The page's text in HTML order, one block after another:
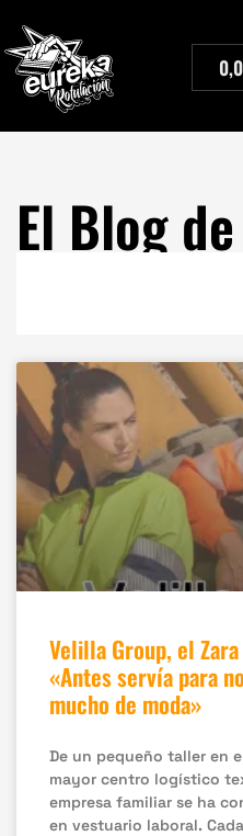
El Blog
Velilla Group, el
«Antes servía para
mucho de moda»
De un pequeño taller en
mayor centro logístico
empresa familiar se ha
en vestuario laboral. Cada